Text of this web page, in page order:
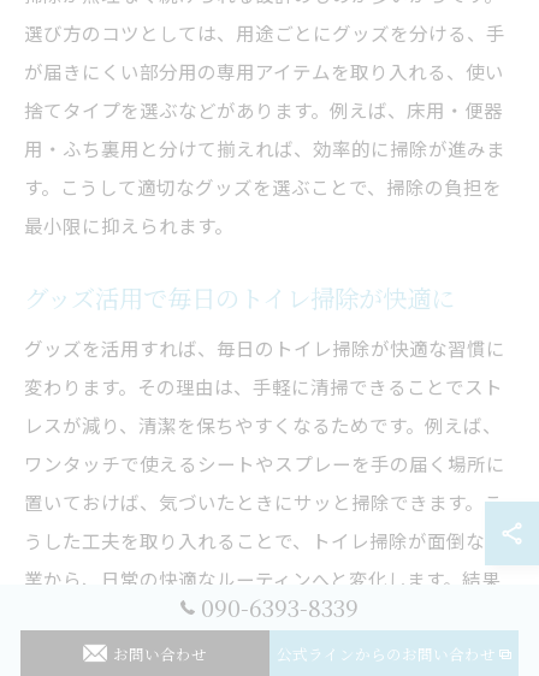
選び方のコツとしては、用途ごとにグッズを分ける、手
が届きにくい部分用の専用アイテムを取り入れる、使い
捨てタイプを選ぶなどがあります。例えば、床用・便器
用・ふち裏用と分けて揃えれば、効率的に掃除が進みま
す。こうして適切なグッズを選ぶことで、掃除の負担を
最小限に抑えられます。
グッズ活用で毎日のトイレ掃除が快適に
グッズを活用すれば、毎日のトイレ掃除が快適な習慣に
変わります。その理由は、手軽に清掃できることでスト
レスが減り、清潔を保ちやすくなるためです。例えば、
ワンタッチで使えるシートやスプレーを手の届く場所に
置いておけば、気づいたときにサッと掃除できます。こ
うした工夫を取り入れることで、トイレ掃除が面倒な作
業から、日常の快適なルーティンへと変化します。結果
的に、衛生的で心地よい空間を維持しやすくなります。
090-6393-8339
お問い合わせ 公式ラインからのお問い合わせ